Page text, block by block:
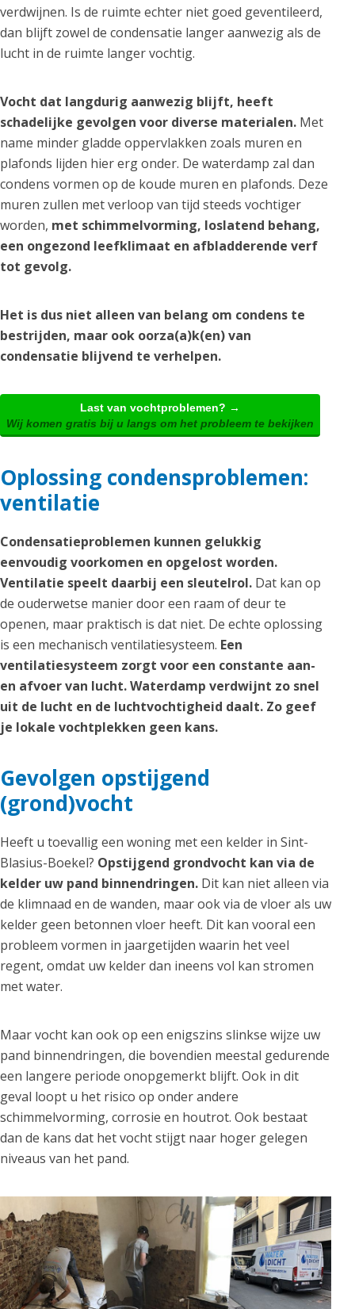
verdwijnen. Is de ruimte echter niet goed geventileerd,
dan blijft zowel de condensatie langer aanwezig als de
lucht in de ruimte langer vochtig.
Vocht dat langdurig aanwezig blijft, heeft
schadelijke gevolgen voor diverse materialen. Met
name minder gladde oppervlakken zoals muren en
plafonds lijden hier erg onder. De waterdamp zal dan
condens vormen op de koude muren en plafonds. Deze
muren zullen met verloop van tijd steeds vochtiger
worden, met schimmelvorming, loslatend behang,
een ongezond leefklimaat en afbladderende verf
tot gevolg.
Het is dus niet alleen van belang om condens te
bestrijden, maar ook oorza(a)k(en) van
condensatie blijvend te verhelpen.
Last van vochtproblemen? →
Wij komen gratis bij u langs om het probleem te bekijken
Oplossing condensproblemen:
ventilatie
Condensatieproblemen kunnen gelukkig
eenvoudig voorkomen en opgelost worden.
Ventilatie speelt daarbij een sleutelrol. Dat kan op
de ouderwetse manier door een raam of deur te
openen, maar praktisch is dat niet. De echte oplossing
is een mechanisch ventilatiesysteem. Een
ventilatiesysteem zorgt voor een constante aan-
en afvoer van lucht. Waterdamp verdwijnt zo snel
uit de lucht en de luchtvochtigheid daalt. Zo geef
je lokale vochtplekken geen kans.
Gevolgen opstijgend
(grond)vocht
Heeft u toevallig een woning met een kelder in Sint-
Blasius-Boekel? Opstijgend grondvocht kan via de
kelder uw pand binnendringen. Dit kan niet alleen via
de klimnaad en de wanden, maar ook via de vloer als uw
kelder geen betonnen vloer heeft. Dit kan vooral een
probleem vormen in jaargetijden waarin het veel
regent, omdat uw kelder dan ineens vol kan stromen
met water.
Maar vocht kan ook op een enigszins slinkse wijze uw
pand binnendringen, die bovendien meestal gedurende
een langere periode onopgemerkt blijft. Ook in dit
geval loopt u het risico op onder andere
schimmelvorming, corrosie en houtrot. Ook bestaat
dan de kans dat het vocht stijgt naar hoger gelegen
niveaus van het pand.